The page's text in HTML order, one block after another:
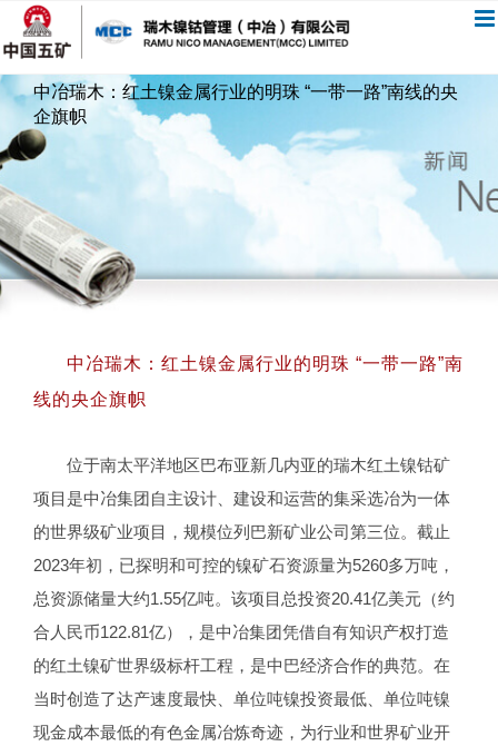
过
内
中冶瑞木：红土镍金属行业的明珠 “一带一路”南线的央
企旗帜
中冶瑞木：红土镍金属行业的明珠 “一带一路”南
线的央企旗帜
位于南太平洋地区巴布亚新几内亚的瑞木红土镍钴矿
项目是中冶集团自主设计、建设和运营的集采选冶为一体
的世界级矿业项目，规模位列巴新矿业公司第三位。截止
2023年初，已探明和可控的镍矿石资源量为5260多万吨，
总资源储量大约1.55亿吨。该项目总投资20.41亿美元（约
合人民币122.81亿），是中冶集团凭借自有知识产权打造
的红土镍矿世界级标杆工程，是中巴经济合作的典范。在
当时创造了达产速度最快、单位吨镍投资最低、单位吨镍
现金成本最低的有色金属冶炼奇迹，为行业和世界矿业开